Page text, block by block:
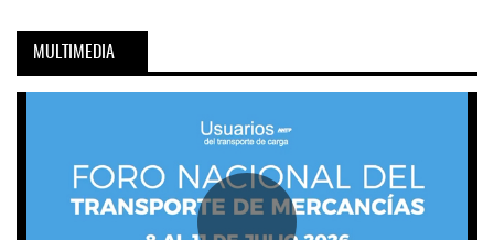
MULTIMEDIA